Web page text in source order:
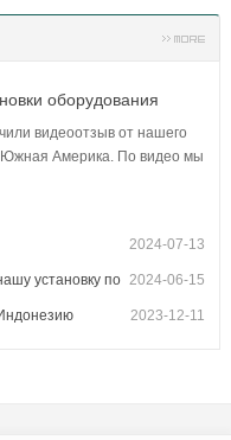
оборудования
завода в
видеоотзыв от нашего
Южная Америка. По видео мы
2024-07-13
Южная Америка2024-06-15
установку по
2023-12-11